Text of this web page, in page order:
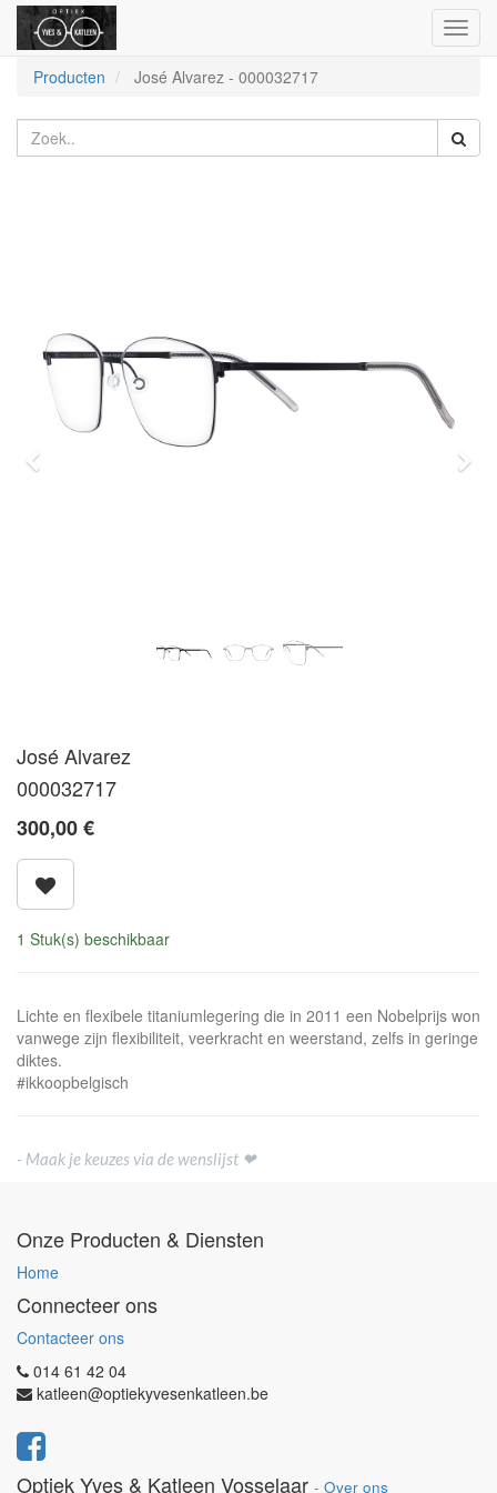
Producten
José Alvarez - 000032717
José Alvarez
000032717
300,00€
1 Stuk(s) beschikbaar
Lichte en flexibele titaniumlegering die in 2011 een Nobelprijs won
vanwege zijn flexibiliteit, veerkracht en weerstand, zelfs in geringe
diktes.
#ikkoopbelgisch
- Maak je keuzes via de wenslijst ❤
Onze Producten & Diensten
Home
Connecteer ons
Contacteer ons
014 61 42 04
katleen@optiekyvesenkatleen.be
Optiek Yves & Katleen Vosselaar - Over ons